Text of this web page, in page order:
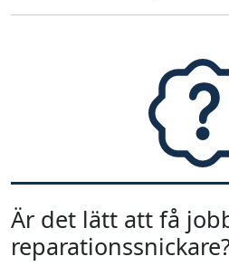
Är det lätt att få